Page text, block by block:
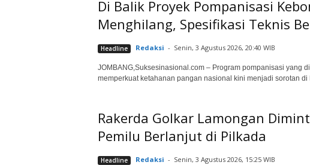
Di Balik Proyek Pompanisasi
Menghilang, Spesifikasi Teknis
Headline Redaksi - Senin, 3 Agustus 2026, 20:40 WIB
JOMBANG,Suksesinasional.com – Program pompanisasi yang
memperkuat ketahanan pangan nasional kini menjadi sorotan
Rakerda Golkar Lamongan
Pemilu Berlanjut di Pilkada
Headline Redaksi - Senin, 3 Agustus 2026, 15:25 WIB